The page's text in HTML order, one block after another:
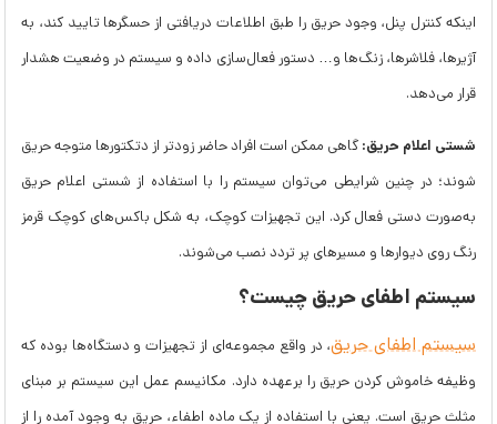
اینکه کنترل پنل، وجود حریق را طبق اطلاعات دریافتی از حسگرها تایید کند، به
آژیرها، فلاشرها، زنگ‌ها و… دستور فعال‌سازی داده و سیستم در وضعیت هشدار
قرار می‌دهد.
شستی اعلام حریق: گاهی ممکن است افراد حاضر زودتر از دتکتورها متوجه حریق
شوند؛ در چنین شرایطی می‌توان سیستم را با استفاده از شستی اعلام حریق
به‌صورت دستی فعال کرد. این تجهیزات کوچک، به شکل باکس‌های کوچک قرمز
رنگ روی دیوارها و مسیرهای پر تردد نصب می‌شوند.
سیستم اطفای حریق چیست؟
سیستم اطفای حریق، در واقع مجموعه‌ای از تجهیزات و دستگاه‌ها بوده که
وظیفه خاموش کردن حریق را برعهده دارد. مکانیسم عمل این سیستم بر مبنای
مثلث حریق است. یعنی با استفاده از یک ماده اطفاء، حریق به وجود آمده را از